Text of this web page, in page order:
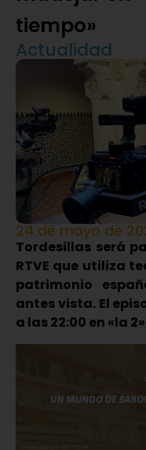
tiempo»
Actualidad
24 de mayo de
Tordesillas será
RTVE que utiliza
patrimonio
antes vista. El
a las 22:00 en «la 2»